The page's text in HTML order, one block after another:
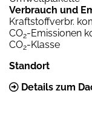
Verbrauch und
Kraftstoffverbr.
CO2-Emissionen
CO2-Klasse
Standort
Details zum